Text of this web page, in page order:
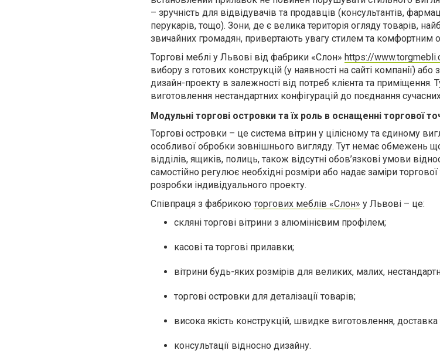
– зручність для відвідувачів та продавців (консультантів,
перукарів, тощо). Зони, де є велика територія огляду товарів,
звичайних громадян, привертають увагу стилем та комфортним
Торгові меблі у Львові від фабрики «Слон» https://
вибору з готових конструкцій (у наявності на сайті компанії)
дизайн-проекту в залежності від потреб клієнта та приміщення.
виготовлення нестандартних конфігурацій до поєднання сучасних
Модульні торгові островки та їх роль в оснащенні торгової
Торгові островки – це система вітрин у цілісному та єдиному
особливої обробки зовнішнього вигляду. Тут немає обмежень
відділів, ящиків, полиць, також відсутні обов’язкові умови
самостійно регулює необхідні розміри або надає заміри
розробки індивідуального проекту.
Співпраця з фабрикою торгових меблів «Слон» у Львові – це:
скляні торгові вітрини з алюмінієвим профілем;
касові та торгові прилавки;
вітрини будь-яких розмірів для великих, малих,
торгові островки для деталізації товарів;
висока якість конструкцій, швидке виготовлення,
консультації відносно дизайну.